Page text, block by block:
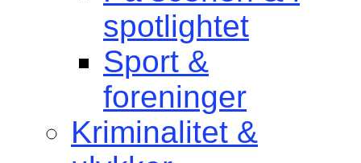
spotlightet
Sport &
foreninger
Kriminalitet &